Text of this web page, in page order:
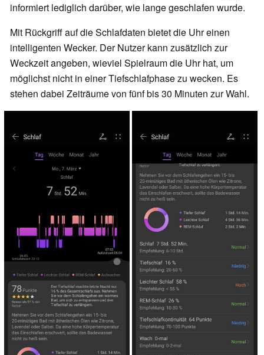
informiert lediglich darüber, wie lange geschlafen wurde.
Mit Rückgriff auf die Schlafdaten bietet die Uhr einen
intelligenten Wecker. Der Nutzer kann zusätzlich zur
Weckzeit angeben, wieviel Spielraum die Uhr hat, um
möglichst nicht in einer Tiefschlafphase zu wecken. Es
stehen dabei Zeiträume von fünf bis 30 Minuten zur Wahl.